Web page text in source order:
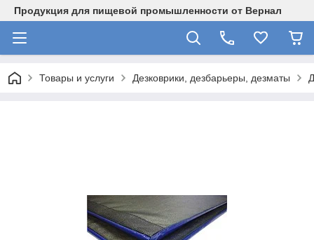
Продукция для пищевой промышленности от Вернал
Товары и услуги Дезковрики, дезбарьеры, дезматы